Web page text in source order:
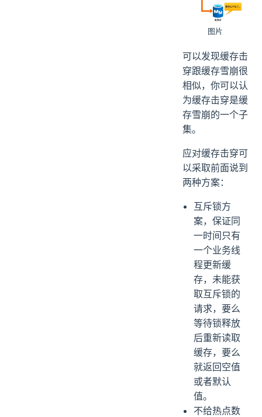
图片
可以发现缓存击
穿跟缓存雪崩很
相似，你可以认
为缓存击穿是缓
存雪崩的一个子
集。
应对缓存击穿可
以采取前面说到
两种方案：
互斥锁方
案，保证同
一时间只有
一个业务线
程更新缓
存，未能获
取互斥锁的
请求，要么
等待锁释放
后重新读取
缓存，要么
就返回空值
或者默认
值。
不给热点数